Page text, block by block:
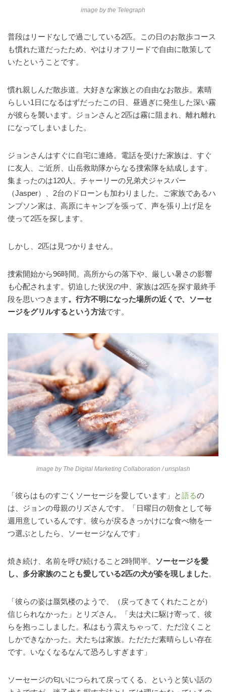
image bythe Telegraph
普段はリードなしで過ごしている2匹。この日のお散歩コース
も慣れた道だったため、やはりオフリードで自由に散策して
いたということです。
慣れ親しんだ散歩道。大好きな家族との自由なお散歩。素晴
らしい1日になるはずだったこの日、昼過ぎに発生した深い霧
が彼らを襲います。ジョンさんと2匹は霧に阻まれ、離れ離れ
になってしまいました。
ジョンさんはすぐに自宅に連絡。電話を受けた家族は、すぐ
に友人、ご近所、山岳救助隊からなる捜索隊を結成します。
集まったのは120人。チャーリーの兄弟犬ジャスパー
（Jasper）、2台のドローンも加わりました。ご家族であるハ
ンプソン家は、高原にキャンプを張って、声を張り上げ足を
使って2匹を探します。
しかし、2匹は見つかりません。
捜索開始から96時間。高所からの落下や、厳しい暑さの影響
も心配されます。切迫した状況の中、家族は2匹を探す最終手
段を思いつきます。行方不明になった場所の近くで、ソーセ
ージをグリルするという方法です。
image by The Digital Marketing Collaboration / unsplash
「彼らはものすごくソーセージを愛しています」と語るの
は、ジョンの母親のリズさんです。「日曜日の朝食として毎
週用意しているんです。彼らが戻るきっかけにな食べ物を一
つ選ぶとしたら、ソーセージなんです」
焼き続け、名前を呼び続けること2時間半。
ソーセージを愛
し、多分家族のことも愛している2匹の犬が姿を現しました。
「彼らの姿は蜃気楼のようで、（戻ってきてくれたことが）
信じられなかった」とリズさん。「夫は犬に駆け寄って、彼
らを抱っこしました。私はもう震えちゃって、ただ泣くこと
しかできなかった。犬たちは家族。ただただ素晴らしい存在
です。いなくなるなんて恐ろしすぎます」
ソーセージの匂いにつられて戻ってくる、というと笑い話の